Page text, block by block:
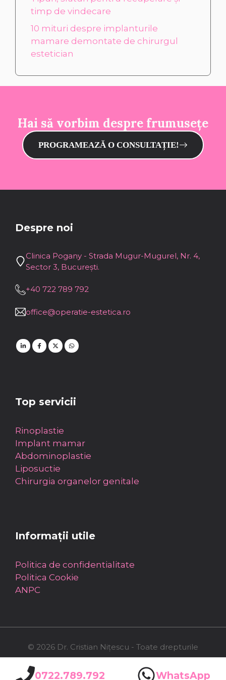
0722.789.792 WhatsApp
timp de vindecare
10 mituri despre implanturile
mamare demontate de chirurgul
estetician
Hai să vorbim despre frumusețe
PROGRAMEAZĂ O CONSULTAȚIE!
Despre noi
Clinica Pogany - Strada Mugur-Mugurel, Nr. 4,
Sector 3, București.
+40 722 789 792
office@operatie-estetica.ro
Top servicii
Rinoplastie
Implant mamar
Abdominoplastie
Liposuctie
Chirurgia organelor genitale
Informații utile
Politica de confidentialitate
Politica Cookie
ANPC
© 2026 Dr. Cristian Nițescu - Toate drepturile
rezervate